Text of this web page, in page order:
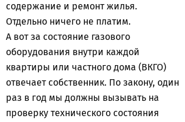
содержание и ремонт жилья.
Отдельно ничего не платим.
А вот за состояние газового
оборудования внутри каждой
квартиры или частного дома (ВКГО)
отвечает собственник. По закону, один
раз в год мы должны вызывать на
проверку технического состояния